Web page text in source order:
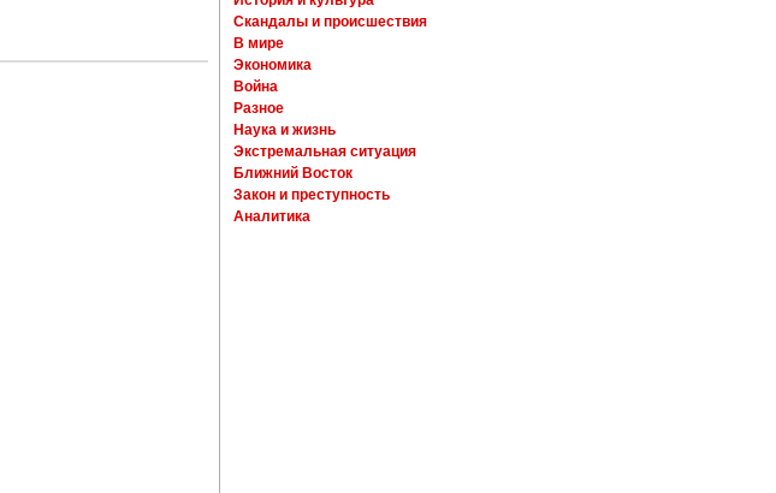
Скандалы и происшествия
В мире
Экономика
Война
Разное
Наука и жизнь
Экстремальная ситуация
Ближний Восток
Закон и преступность
Аналитика